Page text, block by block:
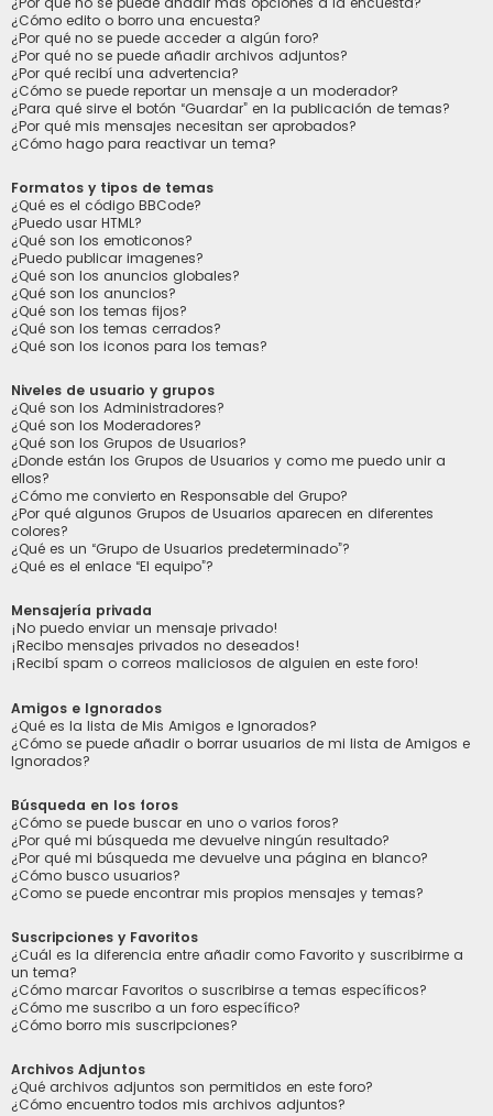
¿Cómo edito o borro una encuesta?
¿Por qué no se puede acceder a algún foro?
¿Por qué no se puede añadir archivos adjuntos?
¿Por qué recibí una advertencia?
¿Cómo se puede reportar un mensaje a un moderador?
¿Para qué sirve el botón “Guardar” en la publicación de temas?
¿Por qué mis mensajes necesitan ser aprobados?
¿Cómo hago para reactivar un tema?
Formatos y tipos de temas
¿Qué es el código BBCode?
¿Puedo usar HTML?
¿Qué son los emoticonos?
¿Puedo publicar imagenes?
¿Qué son los anuncios globales?
¿Qué son los anuncios?
¿Qué son los temas fijos?
¿Qué son los temas cerrados?
¿Qué son los iconos para los temas?
Niveles de usuario y grupos
¿Qué son los Administradores?
¿Qué son los Moderadores?
¿Qué son los Grupos de Usuarios?
¿Donde están los Grupos de Usuarios y como me puedo unir a
ellos?
¿Cómo me convierto en Responsable del Grupo?
¿Por qué algunos Grupos de Usuarios aparecen en diferentes
colores?
¿Qué es un “Grupo de Usuarios predeterminado”?
¿Qué es el enlace “El equipo”?
Mensajería privada
¡No puedo enviar un mensaje privado!
¡Recibo mensajes privados no deseados!
¡Recibí spam o correos maliciosos de alguien en este foro!
Amigos e Ignorados
¿Qué es la lista de Mis Amigos e Ignorados?
¿Cómo se puede añadir o borrar usuarios de mi lista de Amigos e
Ignorados?
Búsqueda en los foros
¿Cómo se puede buscar en uno o varios foros?
¿Por qué mi búsqueda me devuelve ningún resultado?
¿Por qué mi búsqueda me devuelve una página en blanco?
¿Cómo busco usuarios?
¿Como se puede encontrar mis propios mensajes y temas?
Suscripciones y Favoritos
¿Cuál es la diferencia entre añadir como Favorito y suscribirme a
un tema?
¿Cómo marcar Favoritos o suscribirse a temas específicos?
¿Cómo me suscribo a un foro específico?
¿Cómo borro mis suscripciones?
Archivos Adjuntos
¿Qué archivos adjuntos son permitidos en este foro?
¿Cómo encuentro todos mis archivos adjuntos?